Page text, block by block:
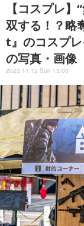
【コスプレ
双する！？略
t』のコスプ
の写真・画像
2023.11.12 Sun 13:00